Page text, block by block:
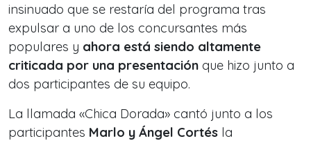
insinuado que se restaría del programa tras
expulsar a uno de los concursantes más
populares y ahora está siendo altamente
criticada por una presentación que hizo junto a
dos participantes de su equipo.
La llamada «Chica Dorada» cantó junto a los
participantes Marlo y Ángel Cortés la